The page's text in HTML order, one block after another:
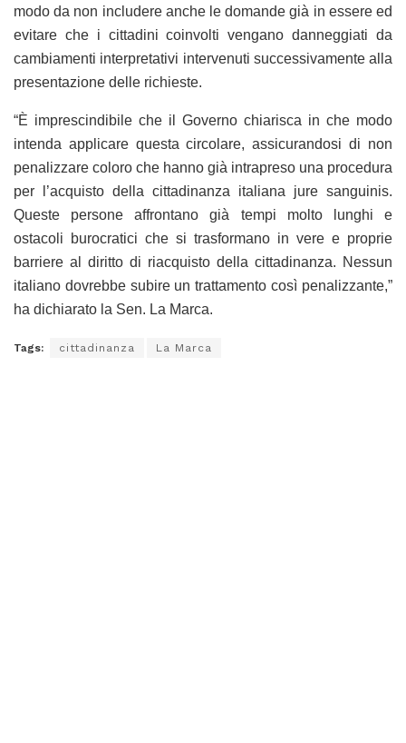
modo da non includere anche le domande già in essere ed
evitare che i cittadini coinvolti vengano danneggiati da
cambiamenti interpretativi intervenuti successivamente alla
presentazione delle richieste.
“È imprescindibile che il Governo chiarisca in che modo
intenda applicare questa circolare, assicurandosi di non
penalizzare coloro che hanno già intrapreso una procedura
per l’acquisto della cittadinanza italiana jure sanguinis.
Queste persone affrontano già tempi molto lunghi e
ostacoli burocratici che si trasformano in vere e proprie
barriere al diritto di riacquisto della cittadinanza. Nessun
italiano dovrebbe subire un trattamento così penalizzante,”
ha dichiarato la Sen. La Marca.
Tags: cittadinanza La Marca